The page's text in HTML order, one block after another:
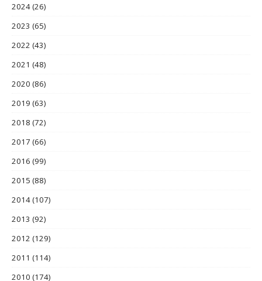
2024(26)
2023 (65)
2022 (43)
2021 (48)
2020 (86)
2019 (63)
2018 (72)
2017 (66)
2016 (99)
2015 (88)
2014(107)
2013 (92)
2012 (129)
2011 (114)
2010 (174)